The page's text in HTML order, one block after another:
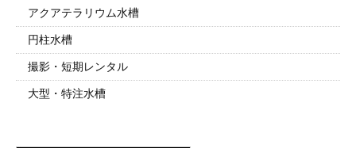
アクアテラリウム水槽
円柱水槽
撮影・短期レンタル
大型・特注水槽